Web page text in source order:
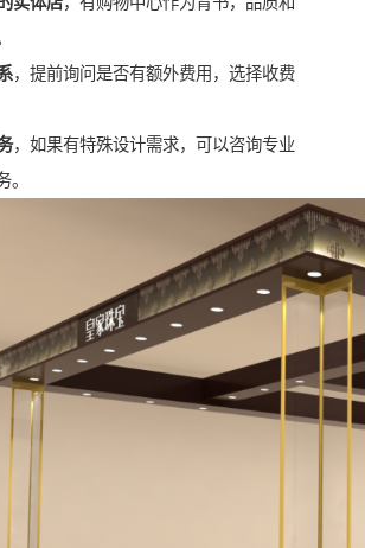
，提前询问是否有额外费用，选择收费
，如果有特殊设计需求，可以咨询专业
。